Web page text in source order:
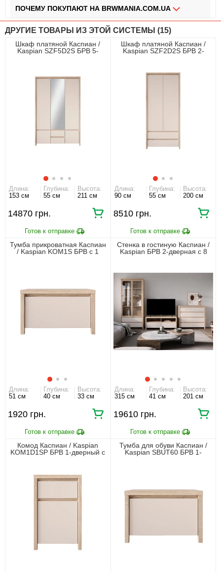
ПОЧЕМУ ПОКУПАЮТ НА BRWMANIA.COM.UA
ДОСТАВКА ЗА 2 ДНЯ
ПЛАТИ АВАНС, А ОСТАЛЬНОЕ ПРИ ПОЛУЧЕНИИ
ДРУГИЕ ТОВАРЫ ИЗ ЭТОЙ СИСТЕМЫ (15)
Шкаф платяной Каспиан /
Kaspian SZF5D2S БРВ 5-
Длина:
153 см
Глубина:
55 см
Высота:
211 см
14870 грн.
Шкаф платяной Каспиан /
Kaspian SZF2D2S БРВ 2-
Длина:
90 см
Глубина:
55 см
Высота:
200 см
8510 грн.
Тумба прикроватная Каспиан
/ Kaspian KOM1S БРВ с 1
Длина:
51 см
Глубина:
40 см
Высота:
33 см
1920 грн.
Стенка в гостиную Каспиан /
Kaspian БРВ 2-дверная с 8
Длина:
315 см
Глубина:
41 см
Высота:
201 см
19610 грн.
Комод Каспиан / Kaspian
KOM1D1SP БРВ 1-дверный с
Тумба для обуви Каспиан /
Kaspian SBUT60 БРВ 1-